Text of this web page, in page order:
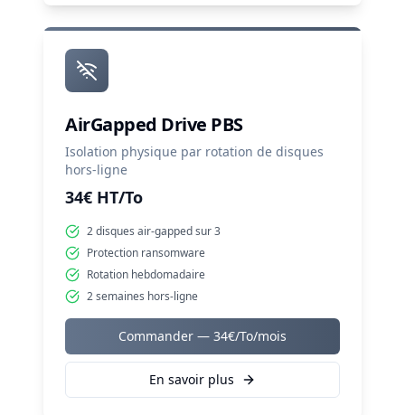
AirGapped Drive PBS
Isolation physique par rotation de disques
hors-ligne
34€ HT/To
2 disques air-gapped sur 3
Protection ransomware
Rotation hebdomadaire
2 semaines hors-ligne
Commander — 34€/To/mois
En savoir plus